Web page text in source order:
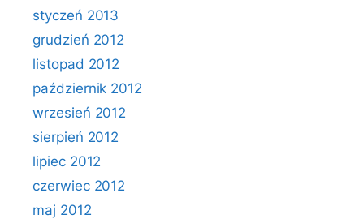
styczeń 2013
grudzień 2012
listopad 2012
październik 2012
wrzesień 2012
sierpień 2012
lipiec 2012
czerwiec 2012
maj 2012